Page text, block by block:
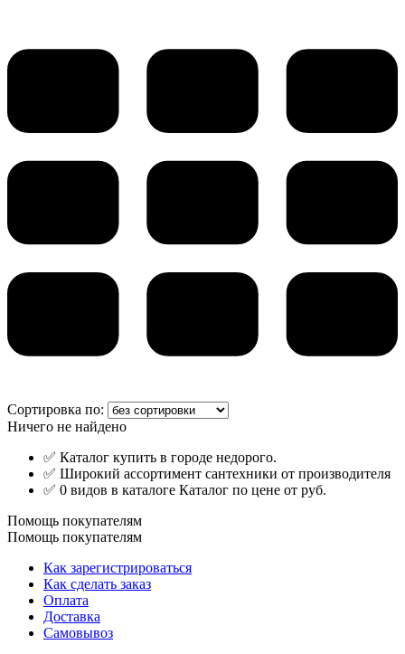
Сортировка по:
Ничего не найдено
✅ Каталог купить в городе недорого.
✅ Широкий ассортимент сантехники от производителя
✅ 0 видов в каталоге Каталог по цене от руб.
Помощь покупателям
Помощь покупателям
Как зарегистрироваться
Как сделать заказ
Оплата
Доставка
Самовывоз